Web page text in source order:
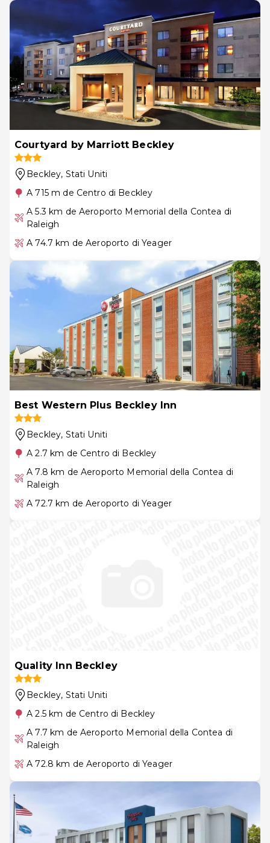
Courtyard by Marriott Beckley
Beckley, Stati Uniti
A 715 m de Centro di Beckley
A 5.3 km de Aeroporto Memorial della Contea di
Raleigh
A 74.7 km de Aeroporto di Yeager
Best Western Plus Beckley Inn
Beckley, Stati Uniti
A 2.7 km de Centro di Beckley
A 7.8 km de Aeroporto Memorial della Contea di
Raleigh
A 72.7 km de Aeroporto di Yeager
Quality Inn Beckley
Beckley, Stati Uniti
A 2.5 km de Centro di Beckley
A 7.7 km de Aeroporto Memorial della Contea di
Raleigh
A 72.8 km de Aeroporto di Yeager